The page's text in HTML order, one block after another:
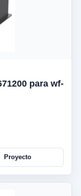
para wf-
Proyecto